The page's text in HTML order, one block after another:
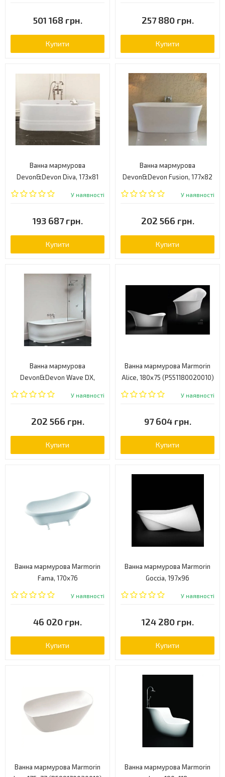
501 168 грн.
Купити
257 880 грн.
Купити
Ванна мармурова
Devon&Devon Diva, 173x81
(2NADIVA)
У наявності
193 687 грн.
Купити
Ванна мармурова
Devon&Devon Fusion, 177x82
(2NAFUSION)
У наявності
202 566 грн.
Купити
Ванна мармурова
Devon&Devon Wave DX,
права, 176x82 (2NAWAVEDX)
У наявності
202 566 грн.
Купити
Ванна мармурова Marmorin
Alice, 180x75 (P551180020010)
У наявності
97 604 грн.
Купити
Ванна мармурова Marmorin
Fama, 170x76
(P566173020010)
У наявності
46 020 грн.
Купити
Ванна мармурова Marmorin
Goccia, 197x96
(P596200020010)
У наявності
124 280 грн.
Купити
Ванна мармурова Marmorin
Ванна мармурова Marmorin